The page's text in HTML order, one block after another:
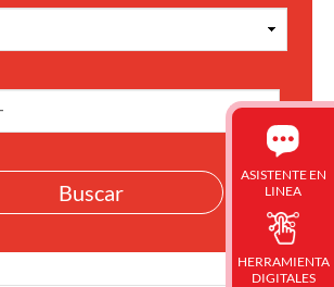
ASISTENTE EN
LINEA
HERRAMIENTA
DIGITALES